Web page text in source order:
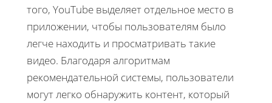
того, YouTube выделяет отдельное место в
приложении, чтобы пользователям было
легче находить и просматривать такие
видео. Благодаря алгоритмам
рекомендательной системы, пользователи
могут легко обнаружить контент, который